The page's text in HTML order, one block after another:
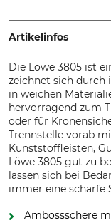
Artikelinfos
Die Löwe 3805 ist
zeichnet sich durch
in weichen
hervorragend zum
oder für
Trennstelle vorab
Kunststoffleisten,
Löwe 3805 gut zu
lassen sich bei
immer eine scharfe
Ambossschere